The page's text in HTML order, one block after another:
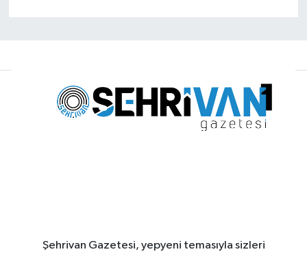
Şehrivan Gazetesi, yepyeni temasıyla sizleri